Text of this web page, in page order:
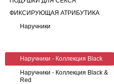
ФИКСИРУЮЩАЯ АТРИБУТИКА
Наручники
Наручники - Коллекция Black
Наручники - Коллекция Black &
Red